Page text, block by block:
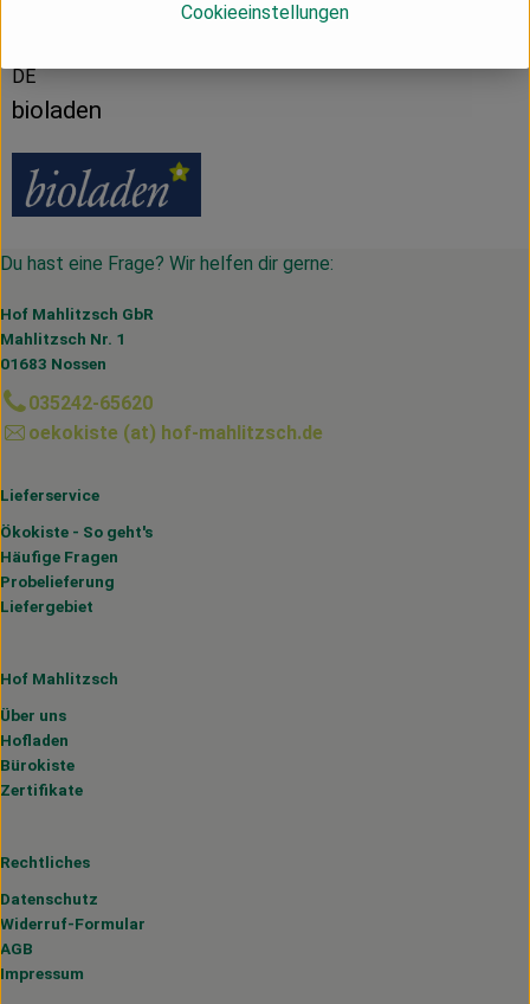
DE
bioladen
Du hast eine Frage? Wir helfen dir gerne:
Hof Mahlitzsch GbR
Mahlitzsch Nr. 1
01683 Nossen
035242-65620
oekokiste (at) hof-mahlitzsch.de
Lieferservice
Ökokiste - So geht's
Häufige Fragen
Probelieferung
Liefergebiet
Hof Mahlitzsch
Über uns
Hofladen
Bürokiste
Zertifikate
Rechtliches
Datenschutz
Widerruf-Formular
AGB
Impressum
Cookieeinstellungen